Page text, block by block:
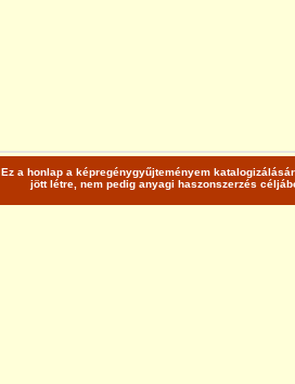
Ez a honlap a képregénygyűjteményem
jött létre, nem pedig anyagi haszonszerzés